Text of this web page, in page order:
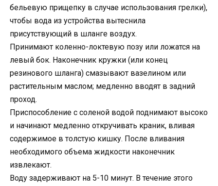
бельевую прищепку в случае использования грелки),
чтобы вода из устройства вытеснила
присутствующий в шланге воздух.
Принимают коленно-локтевую позу или ложатся на
левый бок. Наконечник кружки (или конец
резинового шланга) смазывают вазелином или
растительным маслом; медленно вводят в задний
проход.
Приспособление с соленой водой поднимают высоко
и начинают медленно откручивать краник, вливая
содержимое в толстую кишку. После вливания
необходимого объема жидкости наконечник
извлекают.
Воду задерживают на 5-10 минут. В течение этого